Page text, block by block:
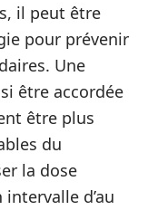
il peut être
pour prévenir
Une
être accordée
être plus
du
la dose
d’au